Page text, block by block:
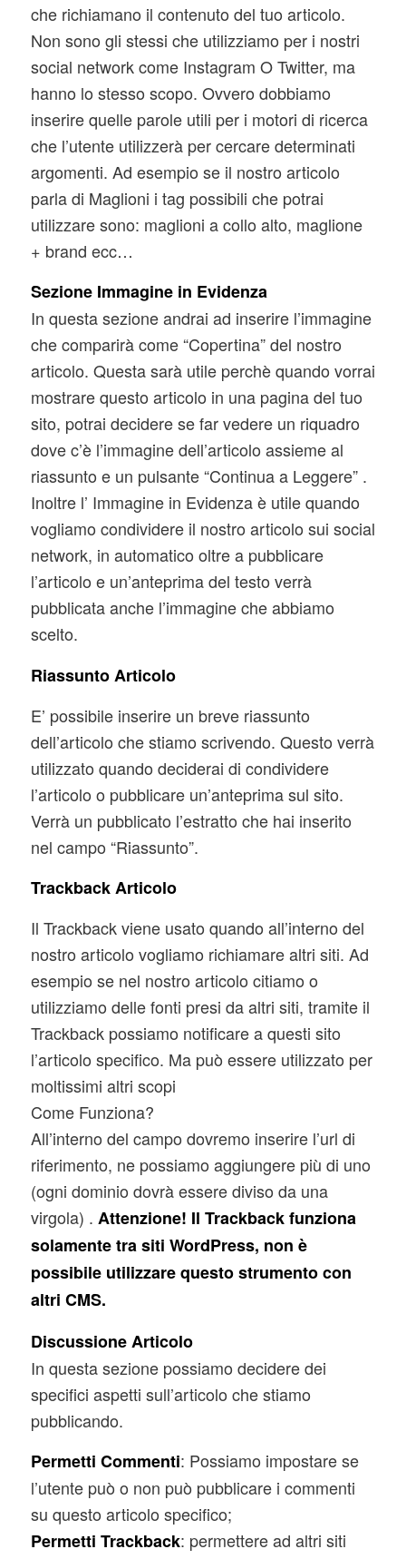
che richiamano il contenuto del tuo articolo.
Non sono gli stessi che utilizziamo per i nostri
social network come Instagram O Twitter, ma
hanno lo stesso scopo. Ovvero dobbiamo
inserire quelle parole utili per i motori di ricerca
che l’utente utilizzerà per cercare determinati
argomenti. Ad esempio se il nostro articolo
parla di Maglioni i tag possibili che potrai
utilizzare sono: maglioni a collo alto, maglione
+ brand ecc…
Sezione Immagine in Evidenza
In questa sezione andrai ad inserire l’immagine
che comparirà come “Copertina” del nostro
articolo. Questa sarà utile perchè quando vorrai
mostrare questo articolo in una pagina del tuo
sito, potrai decidere se far vedere un riquadro
dove c’è l’immagine dell’articolo assieme al
riassunto e un pulsante “Continua a Leggere” .
Inoltre l’ Immagine in Evidenza è utile quando
vogliamo condividere il nostro articolo sui social
network, in automatico oltre a pubblicare
l’articolo e un’anteprima del testo verrà
pubblicata anche l’immagine che abbiamo
scelto.
Riassunto Articolo
E’ possibile inserire un breve riassunto
dell’articolo che stiamo scrivendo. Questo verrà
utilizzato quando deciderai di condividere
l’articolo o pubblicare un’anteprima sul sito.
Verrà un pubblicato l’estratto che hai inserito
nel campo “Riassunto”.
Trackback Articolo
Il Trackback viene usato quando all’interno del
nostro articolo vogliamo richiamare altri siti. Ad
esempio se nel nostro articolo citiamo o
utilizziamo delle fonti presi da altri siti, tramite il
Trackback possiamo notificare a questi sito
l’articolo specifico. Ma può essere utilizzato per
moltissimi altri scopi
Come Funziona?
All’interno del campo dovremo inserire l’url di
riferimento, ne possiamo aggiungere più di uno
(ogni dominio dovrà essere diviso da una
virgola) . Attenzione! Il Trackback funziona
solamente tra siti WordPress, non è
possibile utilizzare questo strumento con
altri CMS.
Discussione Articolo
In questa sezione possiamo decidere dei
specifici aspetti sull’articolo che stiamo
pubblicando.
Permetti Commenti: Possiamo impostare se
l’utente può o non può pubblicare i commenti
su questo articolo specifico;
Permetti Trackback: permettere ad altri siti